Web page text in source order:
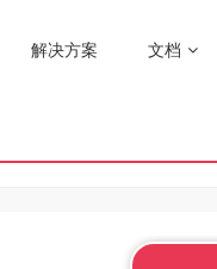
解决方案 文档